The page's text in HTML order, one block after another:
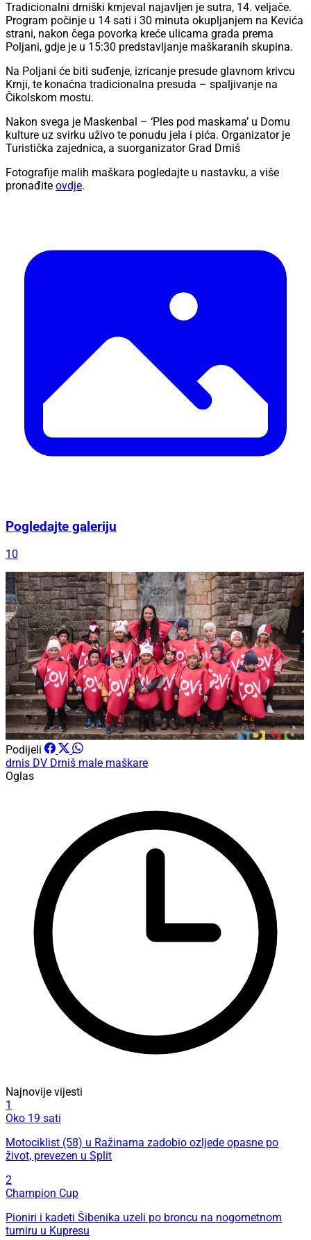
Tradicionalni drniški krnjeval najavljen je sutra, 14. veljače.
Program počinje u 14 sati i 30 minuta okupljanjem na Kevića
strani, nakon čega povorka kreće ulicama grada prema
Poljani, gdje je u 15:30 predstavljanje maškaranih skupina.
Na Poljani će biti suđenje, izricanje presude glavnom krivcu
Krnji, te konačna tradicionalna presuda – spaljivanje na
Čikolskom mostu.
Nakon svega je Maskenbal – ‘Ples pod maskama’ u Domu
kulture uz svirku uživo te ponudu jela i pića. Organizator je
Turistička zajednica, a suorganizator Grad Drniš
Fotografije malih maškara pogledajte u nastavku, a više
pronađite ovdje.
Pogledajte galeriju
10
Podijeli
drnis DV Drniš male maškare
Oglas
Najnovije vijesti
1
Oko 19 sati
Motociklist (58) u Ražinama zadobio ozljede opasne po
život, prevezen u Split
2
Champion Cup
Pioniri i kadeti Šibenika uzeli po broncu na nogometnom
turniru u Kupresu